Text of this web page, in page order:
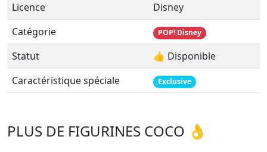
Licence
Disney
Catégorie
POP! Disney
Statut
👍 Disponible
Caractéristique spéciale
Exclusive
PLUS DE FIGURINES COCO 👌